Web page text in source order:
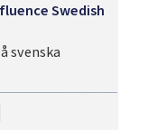
Swedish
svenska